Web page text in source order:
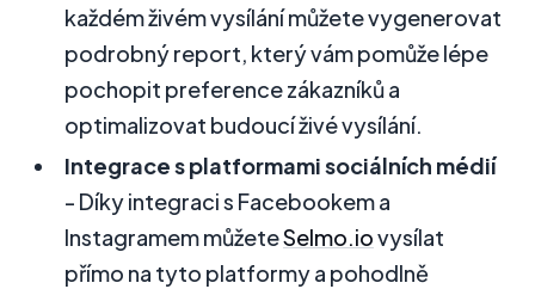
každém živém vysílání můžete vygenerovat
podrobný report, který vám pomůže lépe
pochopit preference zákazníků a
optimalizovat budoucí živé vysílání.
Integrace s platformami sociálních médií
- Díky integraci s Facebookem a
Instagramem můžeteSelmo.iovysílat
přímo na tyto platformy a pohodlně